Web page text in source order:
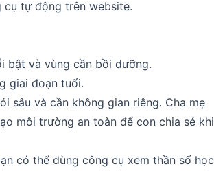
cụ tự động trên website.
bật và vùng cần bồi dưỡng.
giai đoạn tuổi.
sâu và cần không gian riêng. Cha mẹ
môi trường an toàn để con chia sẻ khi
có thể dùng công cụ xem thần số học